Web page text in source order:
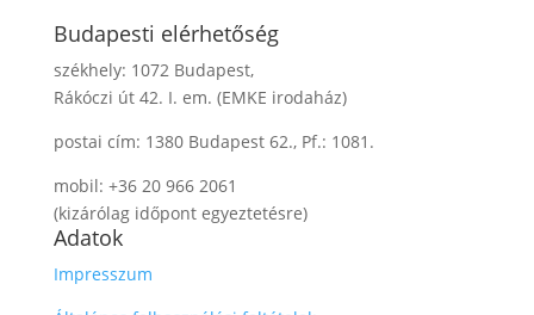
Budapesti elérhetőség
székhely: 1072 Budapest,
Rákóczi út 42. I. em. (EMKE irodaház)
postai cím: 1380 Budapest 62., Pf.: 1081.
mobil: +36 20 966 2061
(kizárólag időpont egyeztetésre)
Adatok
Impresszum